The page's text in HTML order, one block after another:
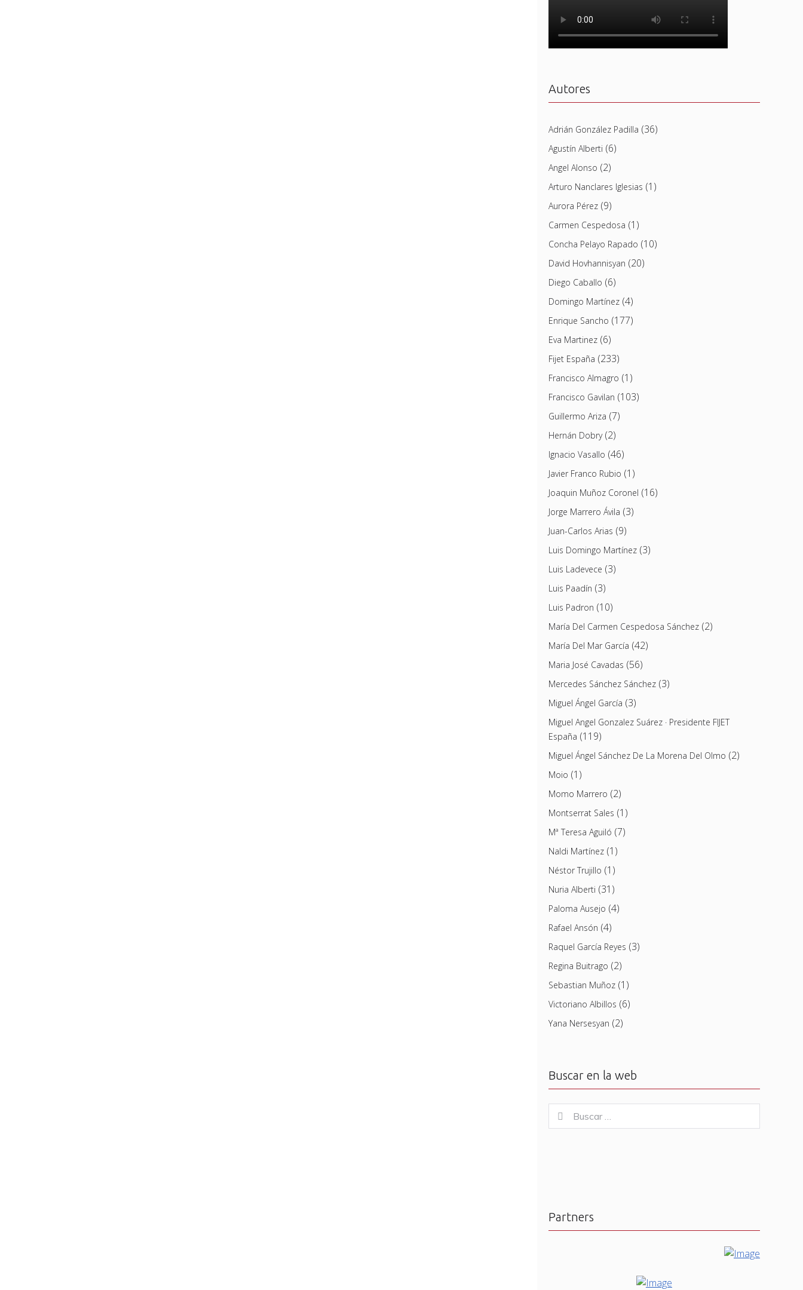
Autores
Adrián González Padilla (36)
Agustín Alberti (6)
Angel Alonso (2)
Arturo Nanclares Iglesias (1)
Aurora Pérez(9)
Carmen Cespedosa (1)
Concha Pelayo Rapado (10)
David Hovhannisyan (20)
Diego Caballo (6)
Domingo Martínez(4)
Enrique Sancho (177)
Eva Martinez(6)
Fijet España (233)
Francisco Almagro (1)
Francisco Gavilan (103)
Guillermo Ariza (7)
Hernán Dobry(2)
Ignacio Vasallo (46)
Javier Franco Rubio (1)
Joaquin Muñoz Coronel (16)
Jorge Marrero Ávila (3)
Juan-Carlos Arias (9)
Luis Domingo Martínez(3)
Luis Ladevece (3)
Luis Paadín (3)
Luis Padron (10)
María Del Carmen Cespedosa Sánchez(2)
María Del Mar García (42)
Maria José Cavadas (56)
Mercedes Sánchez Sánchez(3)
Miguel Ángel García (3)
Miguel Angel Gonzalez Suárez · Presidente FIJET
España (119)
Miguel Ángel Sánchez De La Morena Del Olmo (2)
Moio (1)
Momo Marrero (2)
Montserrat Sales (1)
Mª Teresa Aguiló (7)
Naldi Martínez(1)
Néstor Trujillo (1)
Nuria Alberti (31)
Paloma Ausejo (4)
Rafael Ansón (4)
Raquel García Reyes (3)
Regina Buitrago (2)
Sebastian Muñoz(1)
Victoriano Albillos (6)
Yana Nersesyan (2)
Buscar en la web
for:
Buscar
Partners